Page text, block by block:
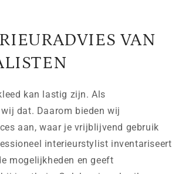
VAN
kan lastig zijn. Als
dat. Daarom bieden wij
aan, waar je vrijblijvend gebruik
interieurstylist inventariseert
mogelijkheden en geeft